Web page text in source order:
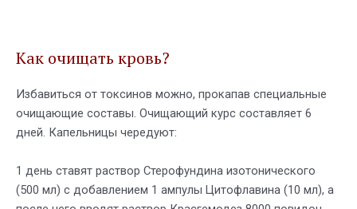
Как очищать кровь?
Избавиться от токсинов можно, прокапав специальные
очищающие составы. Очищающий курс составляет 6
дней. Капельницы чередуют:
1 день ставят раствор Стерофундина изотонического
(500 мл) с добавлением 1 ампулы Цитофлавина (10 мл), а